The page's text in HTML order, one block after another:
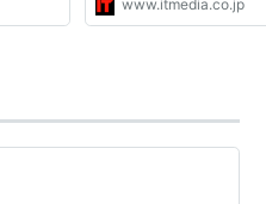
www.itmedia.co.jp